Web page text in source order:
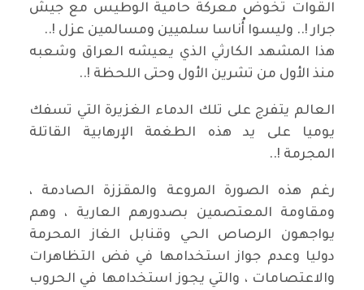
القوات تخوض معركة حامية الوطيس مع جيش
جرار !.. وليسوا أُناسا سلميين ومسالمين عزل !..
هذا المشهد الكارثي الذي يعيشه العراق وشعبه
منذ الأول من تشرين الأول وحتى اللحظة !..
العالم يتفرج على تلك الدماء الغزيرة التي تسفك
يوميا على يد هذه الطغمة الإرهابية القاتلة
المجرمة !..
رغم هذه الصورة المروعة والمقززة الصادمة ،
ومقاومة المعتصمين بصدورهم العارية ، وهم
يواجهون الرصاص الحي وقنابل الغاز المحرمة
دوليا وعدم جواز استخدامها في فض التظاهرات
والاعتصامات ، والتي يجوز استخدامها في الحروب